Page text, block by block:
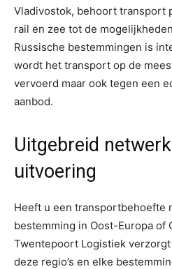
Vladivostok, behoort transport
rail en zee tot de
Russische bestemmingen is
wordt het transport op de
vervoerd maar ook tegen een
aanbod.
Uitgebreid
uitvoering
Heeft u een transportbehoefte
bestemming in Oost-Europa of
Twentepoort Logistiek
deze regio’s en elke